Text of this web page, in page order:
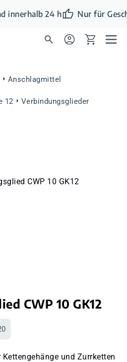
innerhalb 24 h Nur für
Anschlagmittel
12 Verbindungsglieder
CWP 10 GK12
und Zurrketten